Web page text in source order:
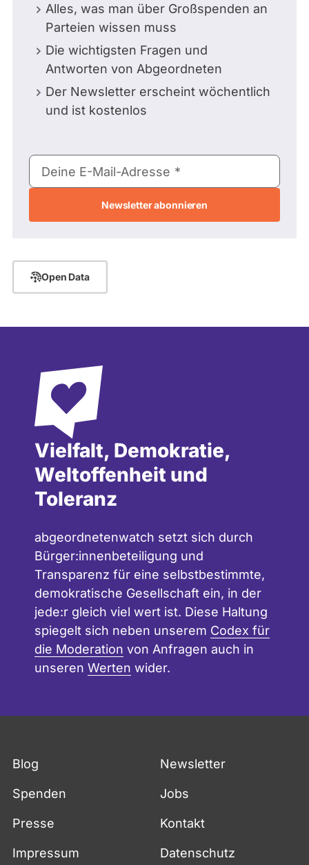
Alles, was man über Großspenden an
Parteien wissen muss
Die wichtigsten Fragen und
Antworten von Abgeordneten
Der Newsletter erscheint wöchentlich
und ist kostenlos
E-
Mail-
Deine E-Mail-Adresse
Open Data
Vielfalt, Demokratie,
Weltoffenheit und
Toleranz
abgeordnetenwatch setzt sich durch
Bürger:innenbeteiligung und
Transparenz für eine selbstbestimmte,
demokratische Gesellschaft ein, in der
jede:r gleich viel wert ist. Diese Haltung
spiegelt sich neben unserem Codex für
die Moderation von Anfragen auch in
unseren Werten wider.
Blog Newsletter
Spenden Jobs
Presse Kontakt
Impressum Datenschutz